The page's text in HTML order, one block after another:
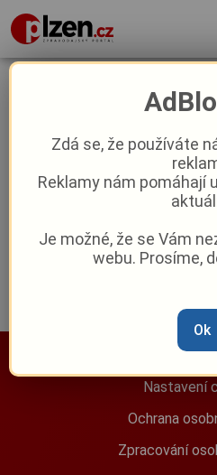
medicine bliz
Nedostatek
nemocnicích:
přilákat nové
Nastavení
Ochrana
Zpracování
Zdá se, že používáte
Reklamy nám pomáhají
Je možné, že se Vám
webu. Prosíme,
Ok